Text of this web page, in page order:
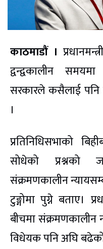
काठमाडौं ।
द्वन्द्वकालीन
सरकारले कसैलाई पनि
।
प्रतिनिधिसभाको
सोधेको प्रश्नको
संक्रमणकालीन
टुङ्गोमा पुग्ने बताए।
बीचमा संक्रमणकालीन
विधेयक पनि अघि